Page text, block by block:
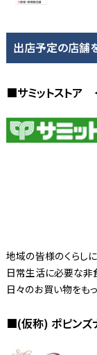
出店予定の店舗
■サミットストア
地域の皆様のくらし
日常生活に必要な非
日々のお買い物をも
■(仮称) ポピンズ